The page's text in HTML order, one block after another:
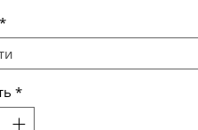
*
*